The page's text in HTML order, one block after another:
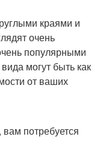
краями и
очень
популярными
могут быть как
от ваших
потребуется